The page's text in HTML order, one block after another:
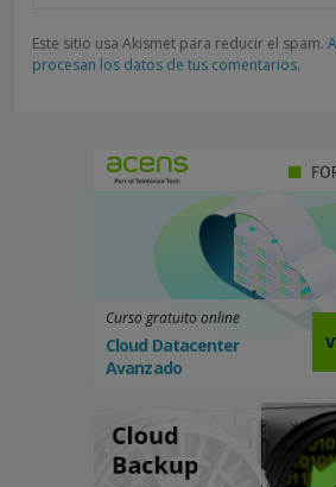
Este sitio usa Akismet para reducir el spam.
procesan los datos de tus comentarios.
Curso gratuito online
Cloud Datacenter
Avanzado